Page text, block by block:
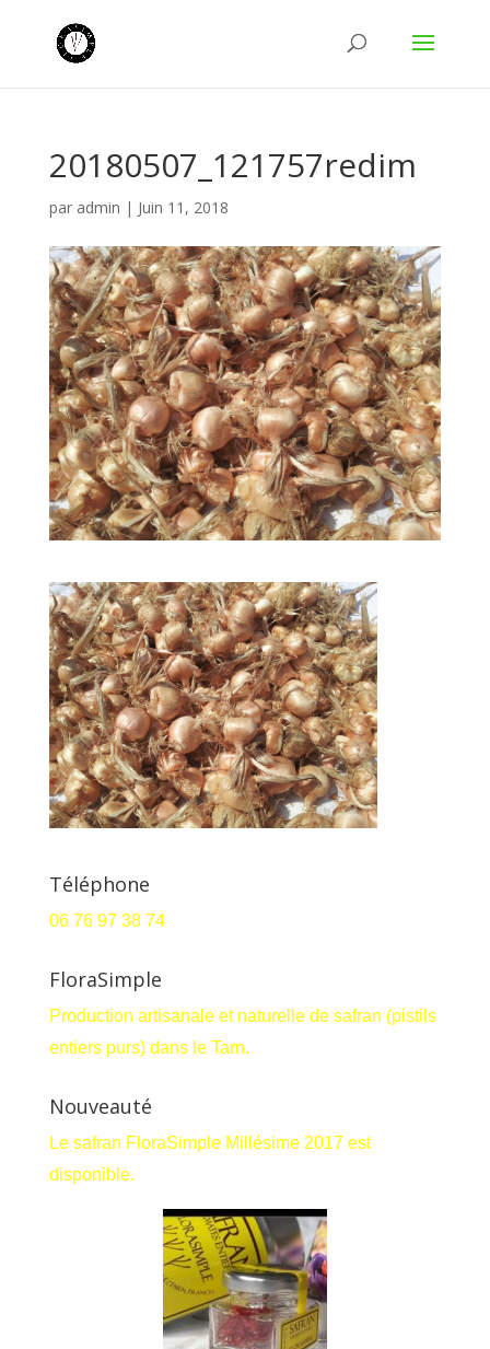
20180507_121757redim
par admin | Juin 11, 2018
Téléphone
06 76 97 38 74
FloraSimple
Production artisanale et naturelle de safran (pistils
entiers purs) dans le Tarn.
Nouveauté
Le safran FloraSimple Millésime 2017 est
disponible.